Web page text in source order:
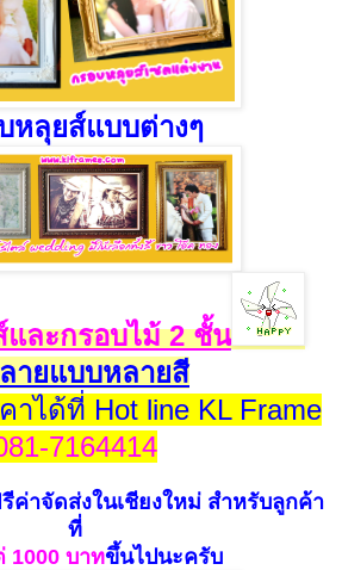
หลุยส์แบบต่างๆ
ละกรอบไม้ 2 ชั้น
ายแบบหลายสี
าได้ที่ Hot line KL Frame
7164414
ค่าจัดส่งในเชียงใหม่ สำหรับลูกค้า
ที่
1000 บาทขึ้นไปนะครับ